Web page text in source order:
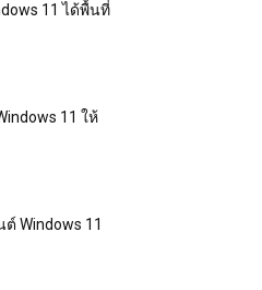
11 ได้พื้นที่
11 ให้
Windows 11